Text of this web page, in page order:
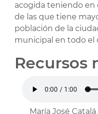
acogida teniendo en
de las que tiene
población de la
municipal en todo el
Recursos
María José Catalá